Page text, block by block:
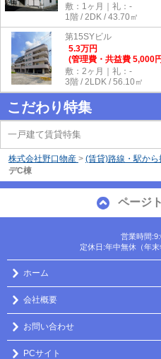
敷：1ヶ月｜礼：-
1階 / 2DK / 43.70㎡
第15SYビル
5.3万円
(管理費・共益費 5,000
敷：2ヶ月｜礼：-
3階 / 2LDK / 56.10㎡
こだわり特集
一戸建て賃貸特集
株式会社野口物産 > (賃貸)路線・駅から
デC棟
ページ
営業時間
定休日:年中無休（年末
ホーム
会社概要
お問い合わせ
PCサイト